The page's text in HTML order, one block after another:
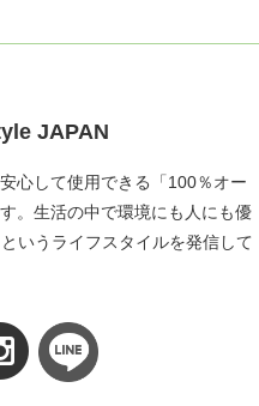
JAPAN
心して使用できる「100％オー
。生活の中で環境にも人にも優
いうライフスタイルを発信して